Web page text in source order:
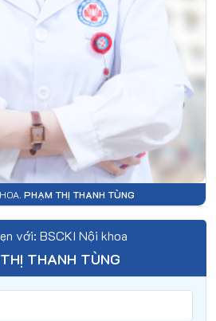
PHẠM THỊ THANH TÙNG
với: BSCKI Nội khoa
THANH TÙNG